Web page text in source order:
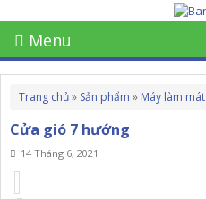
Menu
Trang chủ» Sản phẩm » Máy làm mát
Cửa gió 7 hướng
14 Tháng 6, 2021